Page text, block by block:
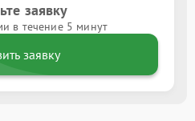
заявку
в течение 5 минут
заявку